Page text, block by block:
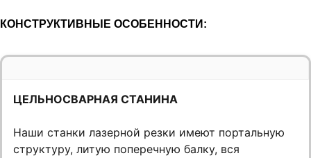
КОНСТРУКТИВНЫЕ ОСОБЕННОСТИ:
ЦЕЛЬНОСВАРНАЯ СТАНИНА
Наши станки лазерной резки имеют портальную
структуру, литую поперечную балку, вся